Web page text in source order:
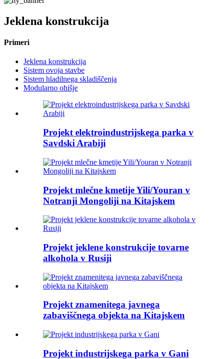
Jeklena konstrukcija
Primeri
Jeklena konstrukcija
Sistem ovoja stavbe
Sistem hladilnega skladiščenja
Modularno ohišje
Projekt elektroindustrijskega parka v
Savdski Arabiji
Projekt mlečne kmetije Yili/Youran v
Notranji Mongoliji na Kitajskem
Projekt jeklene konstrukcije tovarne
alkohola v Rusiji
Projekt znamenitega javnega
zabaviščnega objekta na Kitajskem
Projekt industrijskega parka v Gani